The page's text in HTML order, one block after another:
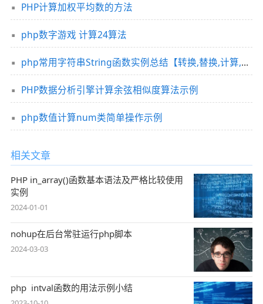
PHP计算加权平均数的方法
php数字游戏 计算24算法
php常用字符串String函数实例总结【转换,替换,计算,截取,加密】
PHP数据分析引擎计算余弦相似度算法示例
php数值计算num类简单操作示例
相关文章
PHP in_array()函数基本语法及严格比较使用
实例
2024-01-01
nohup在后台常驻运行php脚本
2024-03-03
php intval函数的用法示例小结